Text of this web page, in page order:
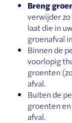
Breng
verwijder
laat die in
groenafval
Binnen de
voorlopig
groenten
afval.
Buiten de
groenten
afval.